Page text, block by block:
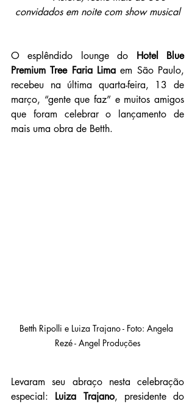
convidados em noite com show musical
O esplêndido lounge do Hotel Blue
Premium Tree Faria Lima em São Paulo,
recebeu na última quarta-feira, 13 de
março, “gente que faz” e muitos amigos
que foram celebrar o lançamento de
mais uma obra de Betth.
Betth Ripolli e Luiza Trajano - Foto: Angela
Rezé - Angel Produções
Levaram seu abraço nesta celebração
especial: Luiza Trajano, presidente do